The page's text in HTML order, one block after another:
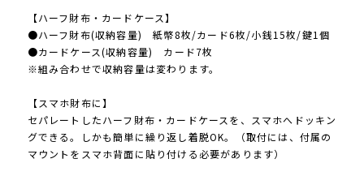
【ハーフ財布・カードケース】
●ハーフ財布(収納容量) 紙幣8枚/カード6枚/小銭15枚/鍵1個
●カードケース(収納容量) カード7枚
※組み合わせで収納容量は変わります。
【スマホ財布に】
セパレートしたハーフ財布・カードケースを、スマホへドッキン
グできる。しかも簡単に繰り返し着脱OK。（取付には、付属の
マウントをスマホ背面に貼り付ける必要があります）